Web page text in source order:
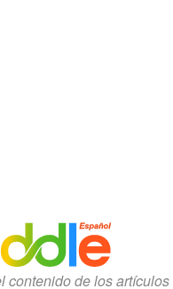
contenido de los